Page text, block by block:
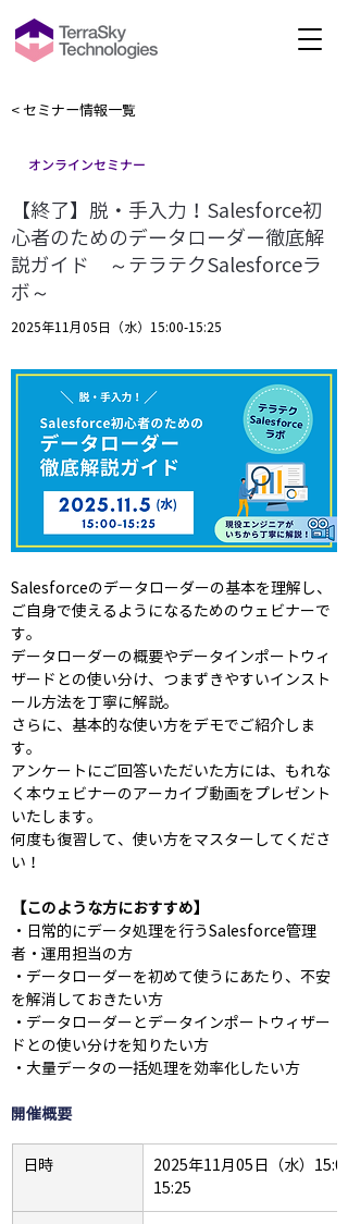
< セミナー情報一覧
オンラインセミナー
【終了】脱・手入力！Salesforce初
心者のためのデータローダー徹底解
説ガイド ～テラテクSalesforceラ
ボ～
2025年11月05日（水）15:00-15:25
Salesforceのデータローダーの基本を理解し、
ご自身で使えるようになるためのウェビナーで
す。
データローダーの概要やデータインポートウィ
ザードとの使い分け、つまずきやすいインスト
ール方法を丁寧に解説。
さらに、基本的な使い方をデモでご紹介しま
す。
​​​​​​アンケートにご回答いただいた方には、もれな
く本ウェビナーのアーカイブ動画をプレゼント
いたします。
何度も復習して、使い方をマスターしてくださ
い！
【このような方におすすめ】
・日常的にデータ処理を行うSalesforce管理
者・運用担当の方
・データローダーを初めて使うにあたり、不安
を解消しておきたい方
・データローダーとデータインポートウィザー
ドとの使い分けを知りたい方
・大量データの一括処理を効率化したい方
開催概要
日時
2025年11月05日（水）
15:25